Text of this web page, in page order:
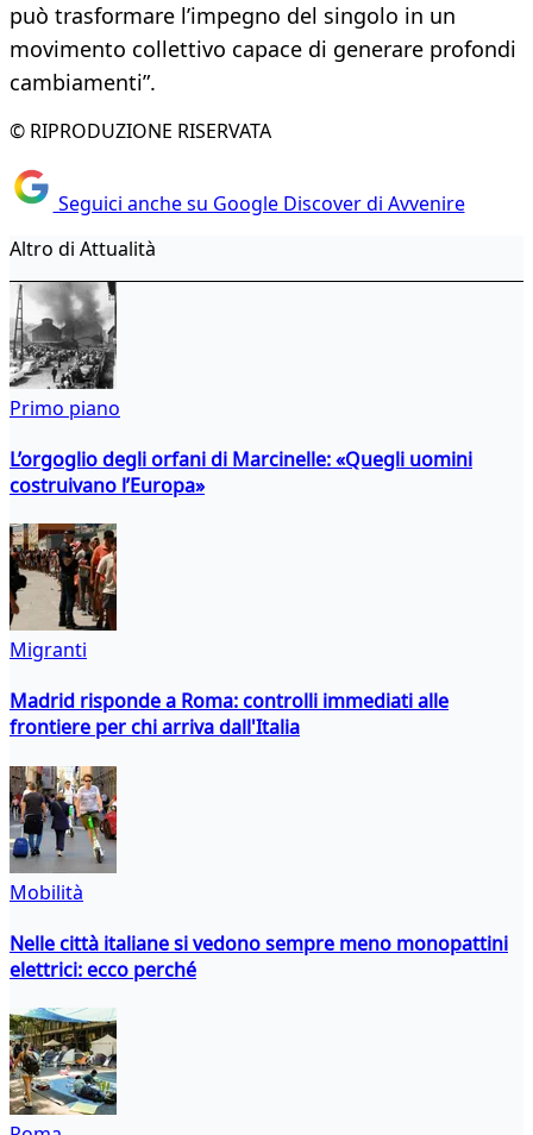
può trasformare l’impegno del singolo in un
movimento collettivo capace di generare profondi
cambiamenti”.
© RIPRODUZIONE RISERVATA
Seguici anche su Google Discover di Avvenire
Altro di Attualità
Primo piano
L’orgoglio degli orfani di Marcinelle: «Quegli uomini
costruivano l’Europa»
Migranti
Madrid risponde a Roma: controlli immediati alle
frontiere per chi arriva dall'Italia
Mobilità
Nelle città italiane si vedono sempre meno monopattini
elettrici: ecco perché